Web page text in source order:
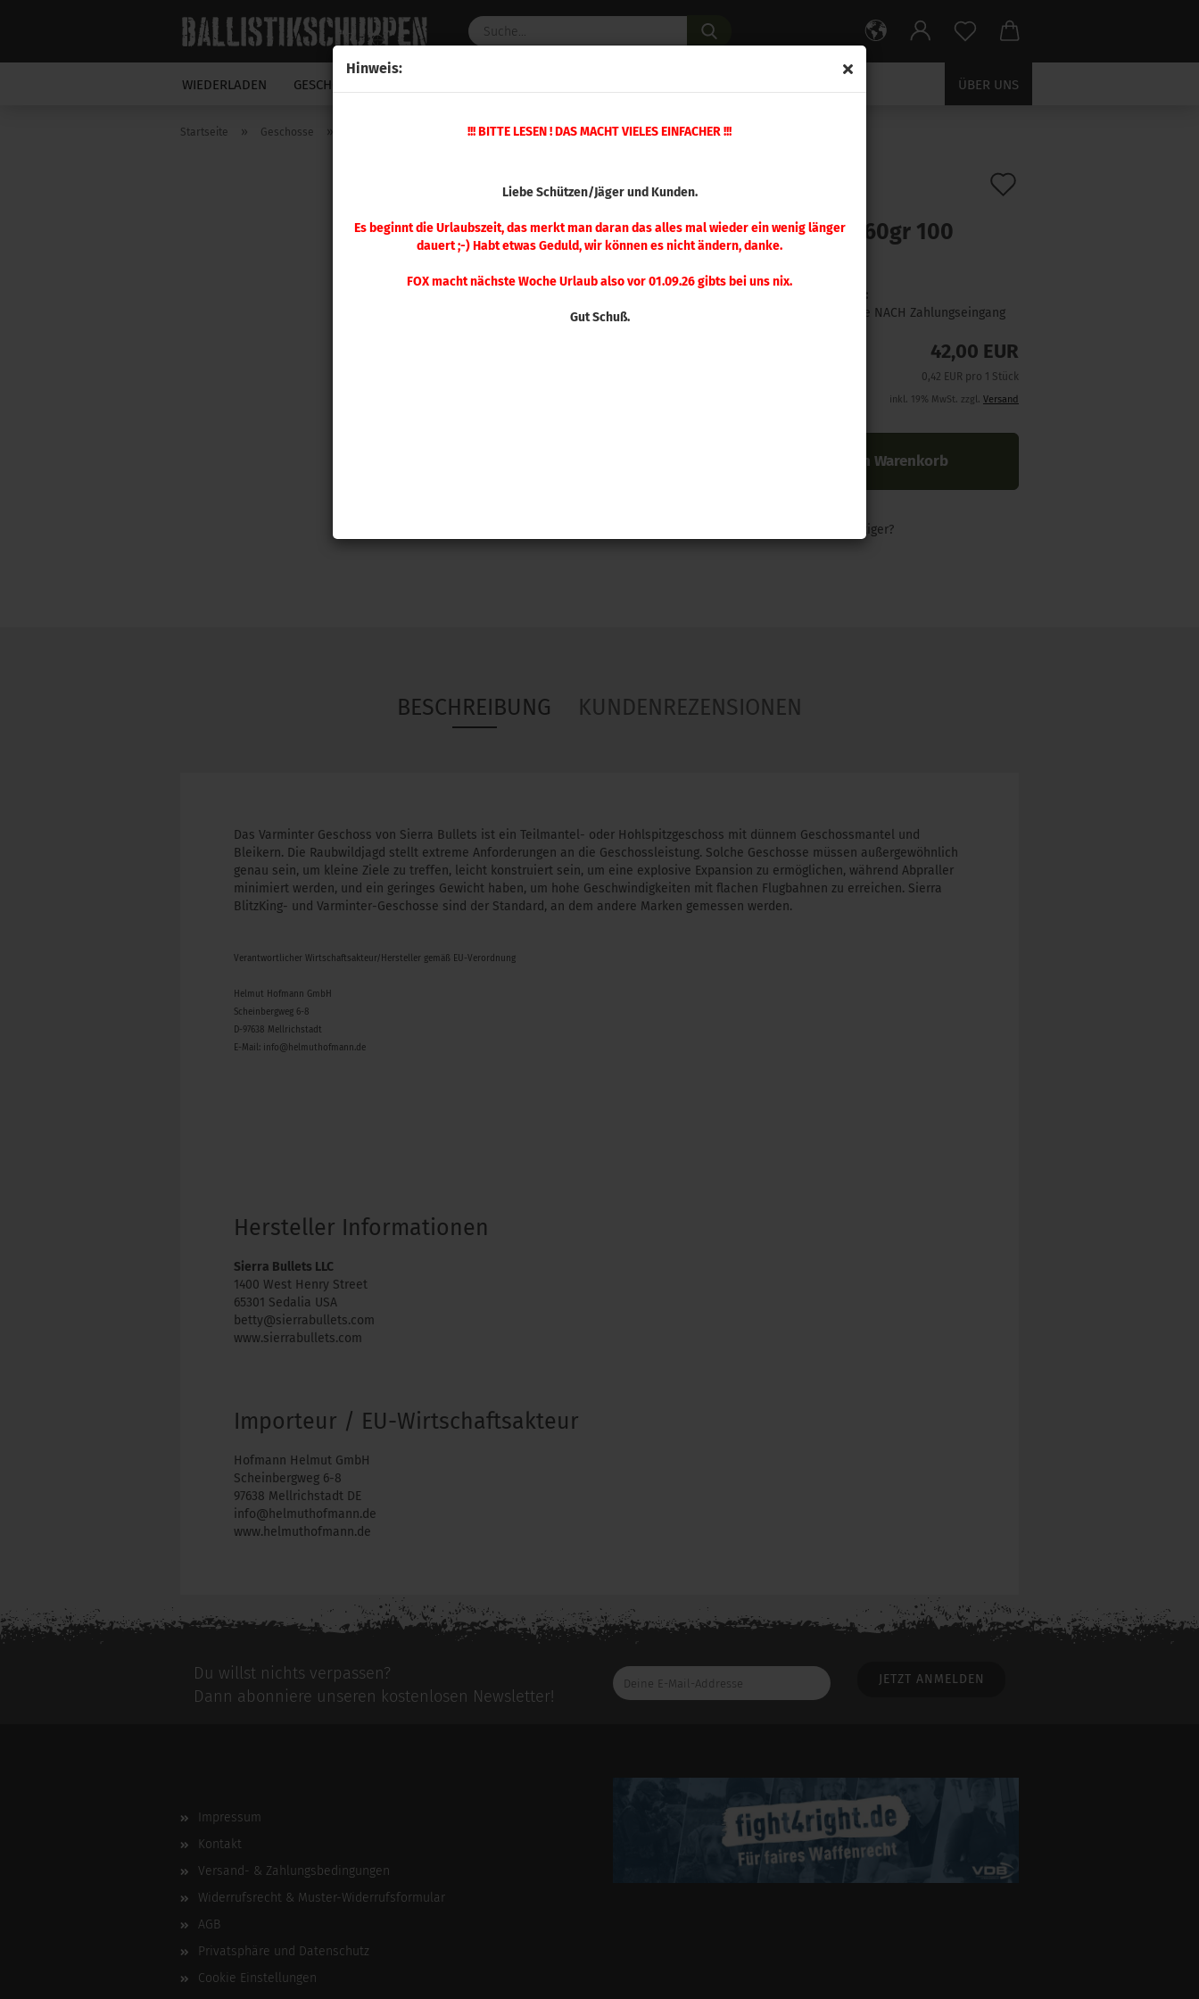
Hinweis:
!!! BITTE LESEN ! DAS MACHT VIELES EINFACHER !!!
Liebe Schützen/Jäger und Kunden.
Es beginnt die Urlaubszeit, das merkt man daran das alles mal wieder ein wenig länger
dauert ;-) Habt etwas Geduld, wir können es nicht ändern, danke.
FOX macht nächste Woche Urlaub also vor 01.09.26 gibts bei uns nix.
Gut Schuß.
WIEDERLADEN GESCHOSSE ÜBER UNS
Startseite » Geschosse » Sierra .243 Varminter 60gr 100 Stück
Varminter 60gr 100
Stück
Lieferzeit:
1 Woche NACH Zahlungseingang
42,00 EUR
0,42 EUR pro 1 Stück
inkl. 19% MwSt. zzgl. Versand
In den Warenkorb
Woanders günstiger?
BESCHREIBUNG KUNDENREZENSIONEN
Das Varminter Geschoss von Sierra Bullets ist ein Teilmantel- oder Hohlspitzgeschoss mit dünnem Geschossmantel und
Bleikern. Die Raubwildjagd stellt extreme Anforderungen an die Geschossleistung. Solche Geschosse müssen außergewöhnlich
genau sein, um kleine Ziele zu treffen, leicht konstruiert sein, um eine explosive Expansion zu ermöglichen, während Abpraller
minimiert werden, und ein geringes Gewicht haben, um hohe Geschwindigkeiten mit flachen Flugbahnen zu erreichen. Sierra
BlitzKing- und Varminter-Geschosse sind der Standard, an dem andere Marken gemessen werden.
Verantwortlicher Wirtschaftsakteur/Hersteller gemäß EU-Verordnung
Helmut Hofmann GmbH
Scheinbergweg 6-8
D-97638 Mellrichstadt
E-Mail: info@helmuthofmann.de
Hersteller Informationen
Sierra Bullets LLC
1400 West Henry Street
65301 Sedalia USA
betty@sierrabullets.com
www.sierrabullets.com
Importeur / EU-Wirtschaftsakteur
Hofmann Helmut GmbH
Scheinbergweg 6-8
97638 Mellrichstadt DE
info@helmuthofmann.de
www.helmuthofmann.de
Du willst nichts verpassen?
Dann abonniere unseren kostenlosen Newsletter!
Deine
E-
Impressum
Kontakt
Versand- & Zahlungsbedingungen
Widerrufsrecht & Muster-Widerrufsformular
AGB
Privatsphäre und Datenschutz
Cookie Einstellungen